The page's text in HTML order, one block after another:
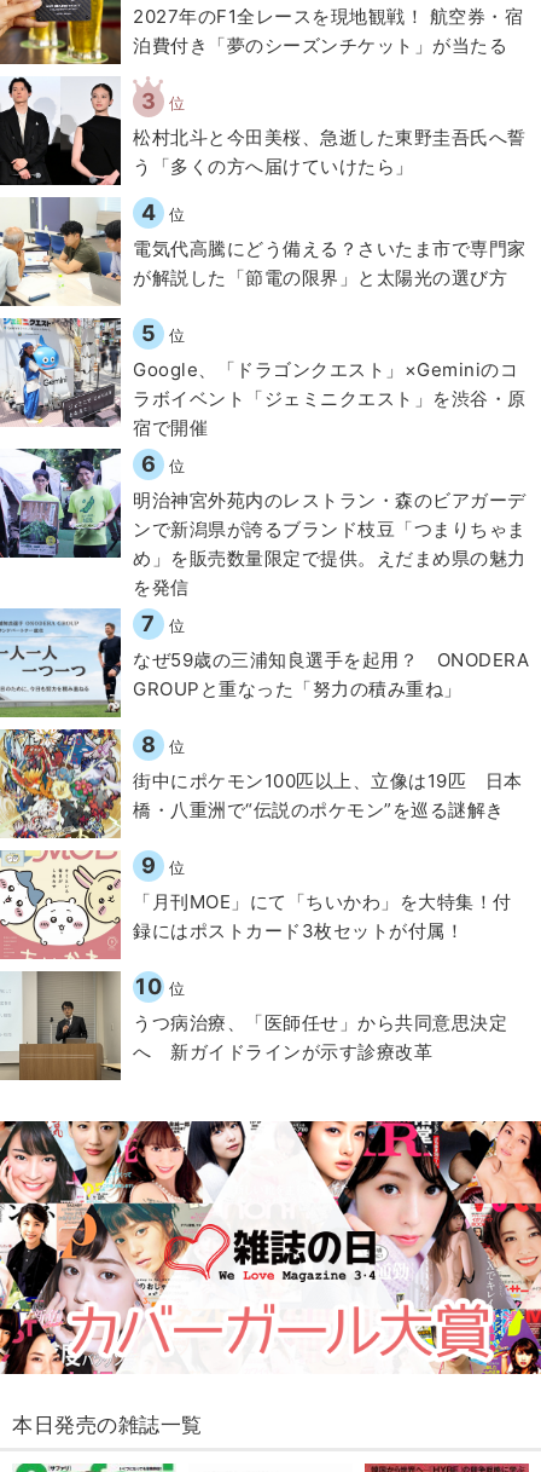
2027年のF1全レースを現地観戦！ 航空券・宿
泊費付き「夢のシーズンチケット」が当たる
3 位
松村北斗と今田美桜、急逝した東野圭吾氏へ誓
う「多くの方へ届けていけたら」
4 位
電気代高騰にどう備える？さいたま市で専門家
が解説した「節電の限界」と太陽光の選び方
5 位
Google、「ドラゴンクエスト」×Geminiのコ
ラボイベント「ジェミニクエスト」を渋谷・原
宿で開催
6 位
明治神宮外苑内のレストラン・森のビアガーデ
ンで新潟県が誇るブランド枝豆「つまりちゃま
め」を販売数量限定で提供。えだまめ県の魅力
を発信
7 位
なぜ59歳の三浦知良選手を起用？ ONODERA
GROUPと重なった「努力の積み重ね」
8 位
街中にポケモン100匹以上、立像は19匹 日本
橋・八重洲で“伝説のポケモン”を巡る謎解き
9 位
「月刊MOE」にて「ちいかわ」を大特集！付
録にはポストカード3枚セットが付属！
10 位
うつ病治療、「医師任せ」から共同意思決定
へ 新ガイドラインが示す診療改革
本日発売の雑誌一覧